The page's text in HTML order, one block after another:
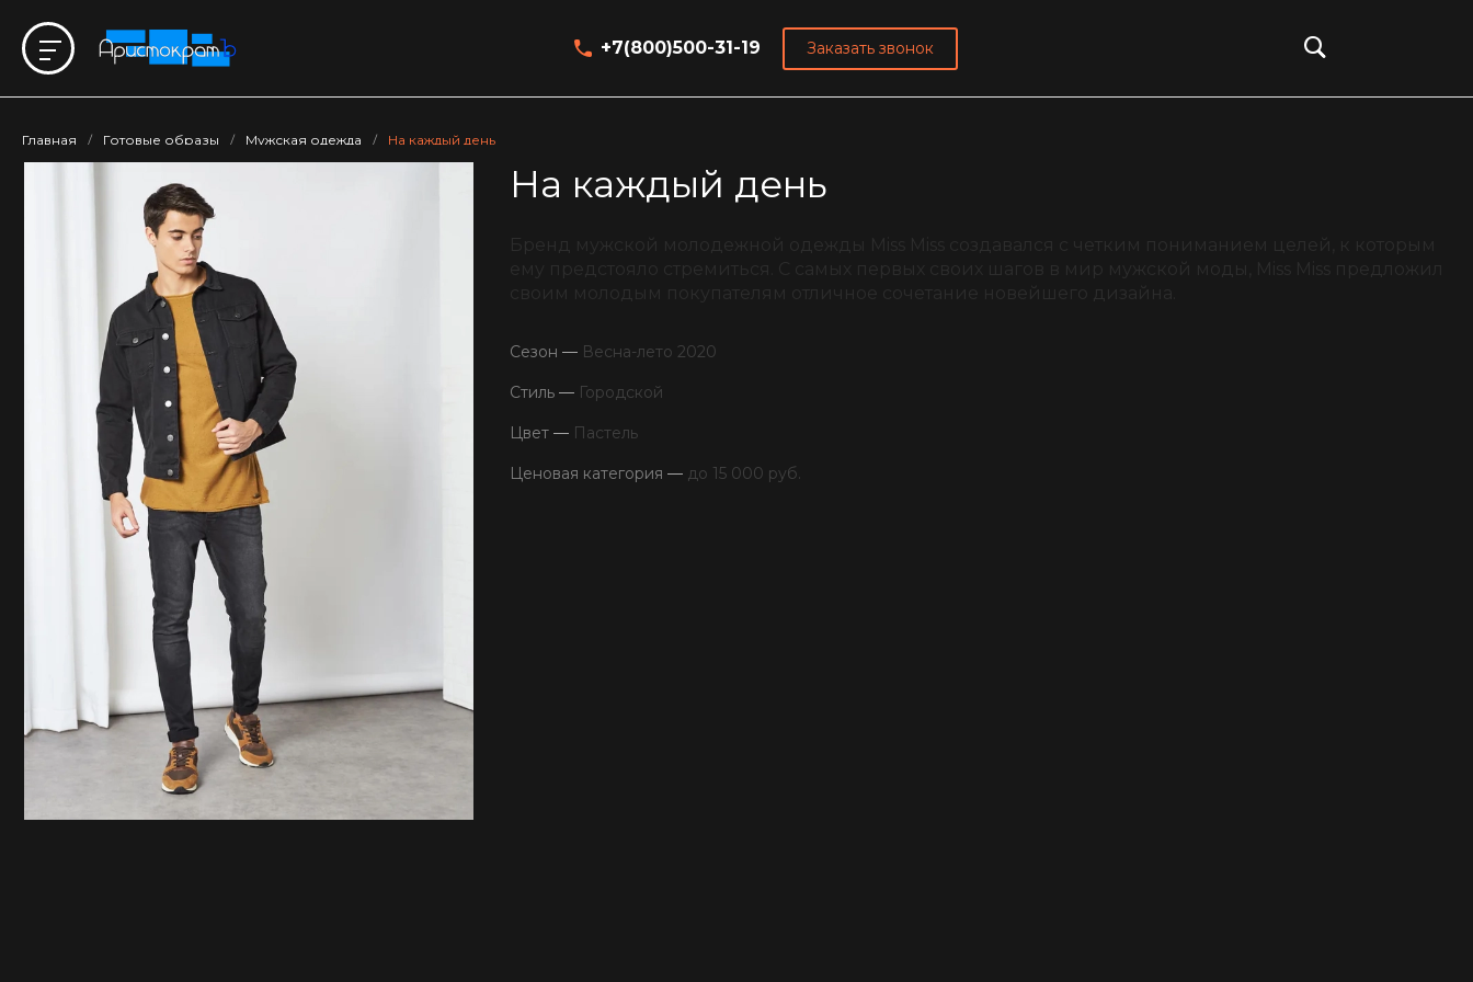
+7(800)500-31-19 Заказать звонок
Главная / Готовые образы / Мужская одежда / На каждый день
На каждый день
Сезон— Весна-лето 2020
Стиль— Городской
Цвет— Пастель
Ценовая категория— до 15 000 руб.